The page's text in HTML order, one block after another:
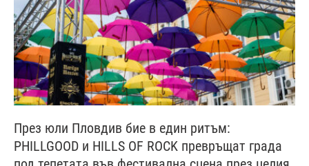
През юли Пловдив бие в един ритъм:
PHILLGOOD и HILLS OF ROCK превръщат града